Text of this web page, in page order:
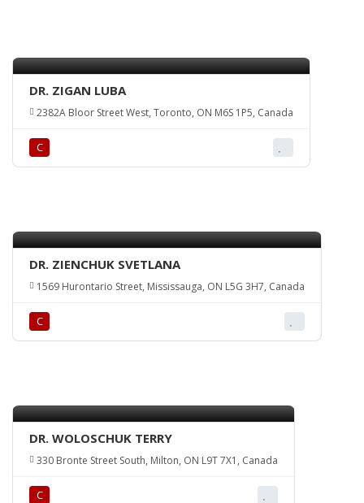
DR. ZIGAN LUBA
2382A Bloor Street West, Toronto, ON M6S 1P5, Canada
С
DR. ZIENCHUK SVETLANA
1569 Hurontario Street, Mississauga, ON L5G 3H7, Canada
С
DR. WOLOSCHUK TERRY
330 Bronte Street South, Milton, ON L9T 7X1, Canada
С